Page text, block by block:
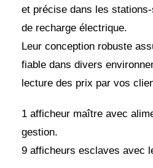
et précise dans les
de recharge électrique.
Leur conception robuste
fiable dans divers
lecture des prix par vos
1 afficheur maître avec
gestion.
9 afficheurs esclaves avec